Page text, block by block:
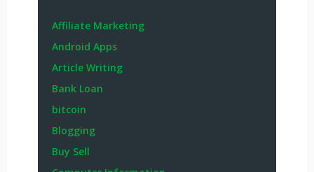
Affiliate Marketing
Android Apps
Article Writing
Bank Loan
bitcoin
Blogging
Buy Sell